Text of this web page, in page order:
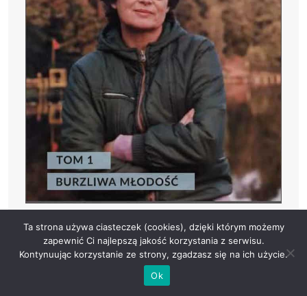
Ta strona używa ciasteczek (cookies), dzięki którym możemy
zapewnić Ci najlepszą jakość korzystania z serwisu.
Kontynuując korzystanie ze strony, zgadzasz się na ich użycie.
Ok